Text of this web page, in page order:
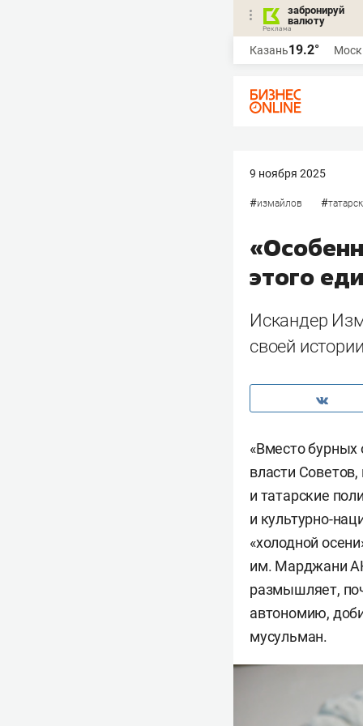
забронируй
валюту
Казань19.2°
9 ноября 2025
#измайлов #
этого
Искандер
своей
«Вместо бурных
власти
и татарские
и культурно-
«холодной
им. Марджани
размышляет,
автономию,
мусульман.